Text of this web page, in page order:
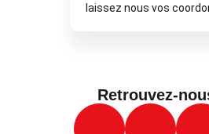
laissez nous vos
Retrouvez-